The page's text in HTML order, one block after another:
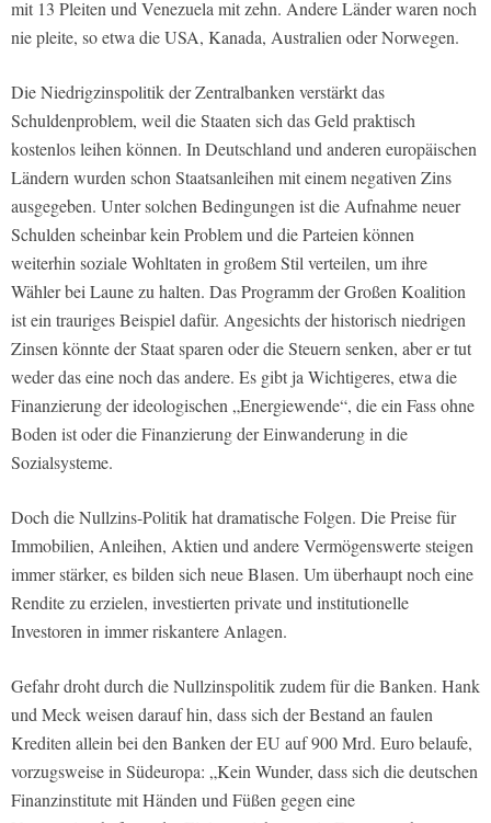
mit 13 Pleiten und Venezuela mit zehn. Andere Länder waren noch
nie pleite, so etwa die USA, Kanada, Australien oder Norwegen.
Die Niedrigzinspolitik der Zentralbanken verstärkt das
Schuldenproblem, weil die Staaten sich das Geld praktisch
kostenlos leihen können. In Deutschland und anderen europäischen
Ländern wurden schon Staatsanleihen mit einem negativen Zins
ausgegeben. Unter solchen Bedingungen ist die Aufnahme neuer
Schulden scheinbar kein Problem und die Parteien können
weiterhin soziale Wohltaten in großem Stil verteilen, um ihre
Wähler bei Laune zu halten. Das Programm der Großen Koalition
ist ein trauriges Beispiel dafür. Angesichts der historisch niedrigen
Zinsen könnte der Staat sparen oder die Steuern senken, aber er tut
weder das eine noch das andere. Es gibt ja Wichtigeres, etwa die
Finanzierung der ideologischen „Energiewende“, die ein Fass ohne
Boden ist oder die Finanzierung der Einwanderung in die
Sozialsysteme.
Doch die Nullzins-Politik hat dramatische Folgen. Die Preise für
Immobilien, Anleihen, Aktien und andere Vermögenswerte steigen
immer stärker, es bilden sich neue Blasen. Um überhaupt noch eine
Rendite zu erzielen, investierten private und institutionelle
Investoren in immer riskantere Anlagen.
Gefahr droht durch die Nullzinspolitik zudem für die Banken. Hank
und Meck weisen darauf hin, dass sich der Bestand an faulen
Krediten allein bei den Banken der EU auf 900 Mrd. Euro belaufe,
vorzugsweise in Südeuropa: „Kein Wunder, dass sich die deutschen
Finanzinstitute mit Händen und Füßen gegen eine